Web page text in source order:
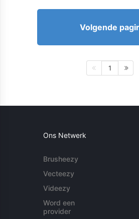
Volgende
1
Ons Netwerk
Brusheezy
Vecteezy
Videezy
Word een
provider